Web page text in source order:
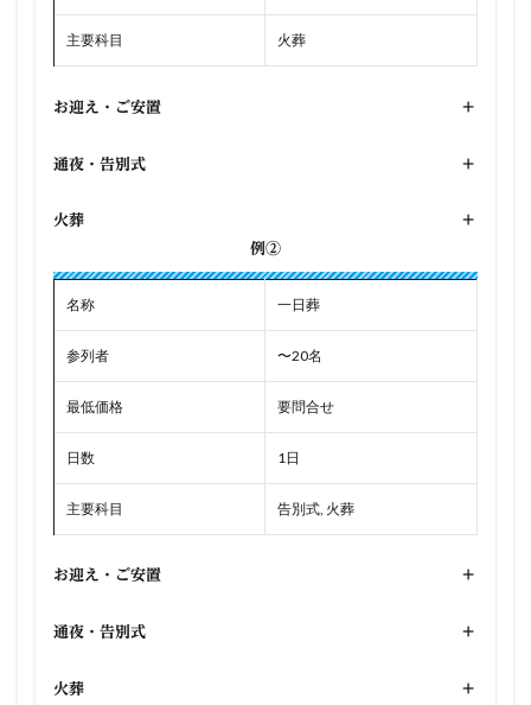
主要科目 火葬
お迎え・ご安置 +
通夜・告別式 +
火葬
+
例②
名称 一日葬
参列者 〜20名
最低価格 要問合せ
日数 1日
主要科目 告別式, 火葬
お迎え・ご安置 +
通夜・告別式 +
火葬
+